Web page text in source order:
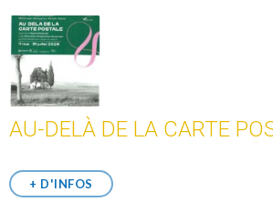
AU-DELÀ DE LA CARTE
+ D'INFOS